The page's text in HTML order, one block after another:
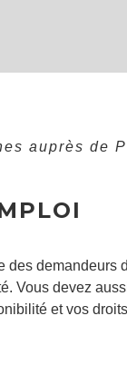
auprès de
des demandeurs
Vous devez
et vos